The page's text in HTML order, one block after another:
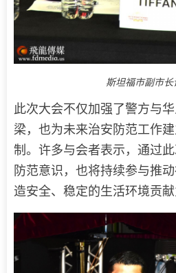
斯坦福市副市长
此次大会不仅加强了警方与
梁，也为未来治安防范工作
制。许多与会者表示，通过
防范意识，也将持续参与推
造安全、稳定的生活环境贡献